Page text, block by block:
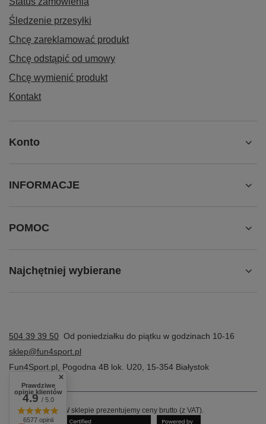
Śledzenie przesyłki
Chcę zareklamować produkt
Chcę odstąpić od umowy
Chcę wymienić produkt
Kontakt
Konto
INFORMACJE
POMOC
Najchętniej wybierane
504 39 39 50 Od poniedziałku do piątku w godzinach 10-16
sklep@fun4sport.pl
Fun4Sport.pl
Pogodna 4B lok. U20 15-354 Białystok
W sklepie prezentujemy ceny brutto (z VAT).
Prawdziwe
opinie klientów
4.9/ 5.0
6577 opinii